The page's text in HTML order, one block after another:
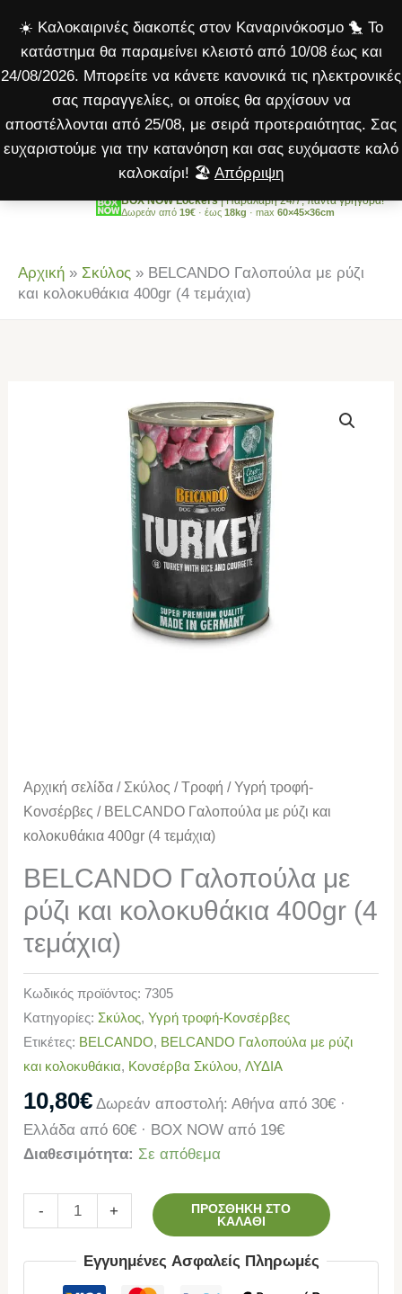
☀️ Καλοκαιρινές διακοπές στον Καναρινόκοσμο 🐤 Το
κατάστημα θα παραμείνει κλειστό από 10/08 έως και
24/08/2026. Μπορείτε να κάνετε κανονικά τις ηλεκτρονικές
σας παραγγελίες, οι οποίες θα αρχίσουν να
αποστέλλονται από 25/08, με σειρά προτεραιότητας. Σας
ευχαριστούμε για την κατανόηση και σας ευχόμαστε καλό
καλοκαίρι! 🏖️ Απόρριψη
στο
περιεχόμενο
BOX NOW Lockers| Παραλαβή 24/7, πάντα γρήγορα!
Δωρεάν από 19€ · έως 18kg · max 60×45×36cm
Αρχική » Σκύλος » BELCANDO Γαλοπούλα με ρύζι
και κολοκυθάκια 400gr (4 τεμάχια)
Αρχική σελίδα / Σκύλος / Τροφή / Υγρή τροφή-
Κονσέρβες / BELCANDO Γαλοπούλα με ρύζι και
κολοκυθάκια 400gr (4 τεμάχια)
BELCANDO Γαλοπούλα με
ρύζι και κολοκυθάκια 400gr (4
τεμάχια)
Κωδικός προϊόντος:7305
Κατηγορίες: Σκύλος,Υγρή τροφή-Κονσέρβες
Ετικέτες: BELCANDO, BELCANDO Γαλοπούλα με ρύζι
και κολοκυθάκια, Κονσέρβα Σκύλου,ΛΥΔΙΑ
10,80€ Δωρεάν αποστολή: Αθήνα από 30€ ·
Ελλάδα από 60€ · BOX NOW από 19€
Διαθεσιμότητα: Σε απόθεμα
- +
ΠΡΟΣΘΉΚΗ ΣΤΟ
ΚΑΛΆΘΙ
Εγγυημένες Ασφαλείς Πληρωμές
ρύζι
και
κολοκυθάκια
400gr
(4
τεμάχια)